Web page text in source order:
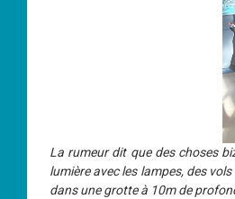
La rumeur dit que des choses
lumière avec les lampes, des
dans une grotte à 10m de